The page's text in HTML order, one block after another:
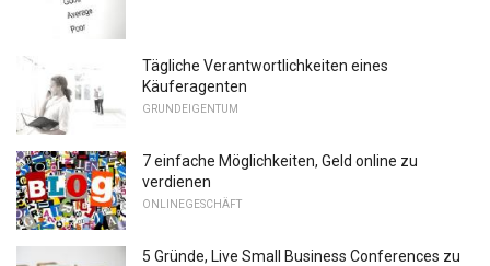
Tägliche Verantwortlichkeiten eines
Käuferagenten
GRUNDEIGENTUM
7 einfache Möglichkeiten, Geld online zu
verdienen
ONLINEGESCHÄFT
5 Gründe, Live Small Business Conferences zu